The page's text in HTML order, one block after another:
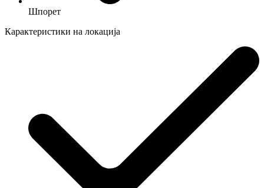
Шпорет
Карактеристики на локација